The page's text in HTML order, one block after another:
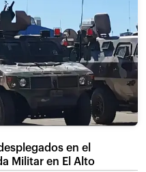
en el
Militar en El Alto